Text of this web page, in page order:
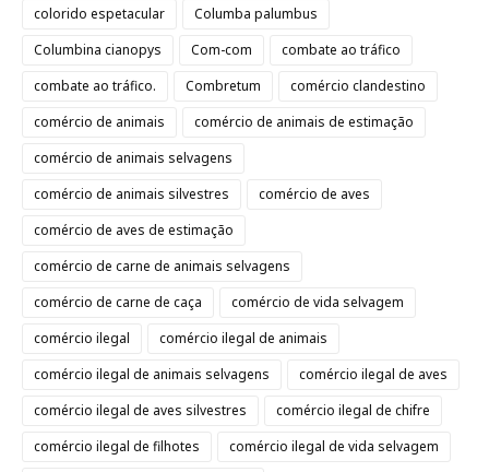
colorido espetacular
Columba palumbus
Columbina cianopys
Com-com
combate ao tráfico
combate ao tráfico.
Combretum
comércio clandestino
comércio de animais
comércio de animais de estimação
comércio de animais selvagens
comércio de animais silvestres
comércio de aves
comércio de aves de estimação
comércio de carne de animais selvagens
comércio de carne de caça
comércio de vida selvagem
comércio ilegal
comércio ilegal de animais
comércio ilegal de animais selvagens
comércio ilegal de aves
comércio ilegal de aves silvestres
comércio ilegal de chifre
comércio ilegal de filhotes
comércio ilegal de vida selvagem